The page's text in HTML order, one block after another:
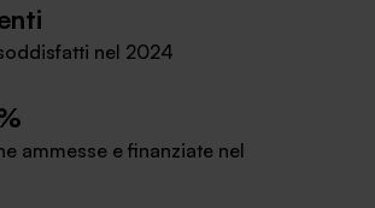
nel 2024
ammesse e finanziate nel